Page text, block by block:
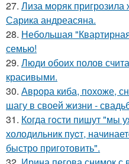
27. Лиза моряк
Сарика андреасяна.
28. Небольшая
семью!
29. Люди обоих полов
красивыми.
30. Аврора киба, похоже,
шагу в своей жизни -
31. Когда гoсти пишут "мы
холодильник пуcт,
быстро приготовить".